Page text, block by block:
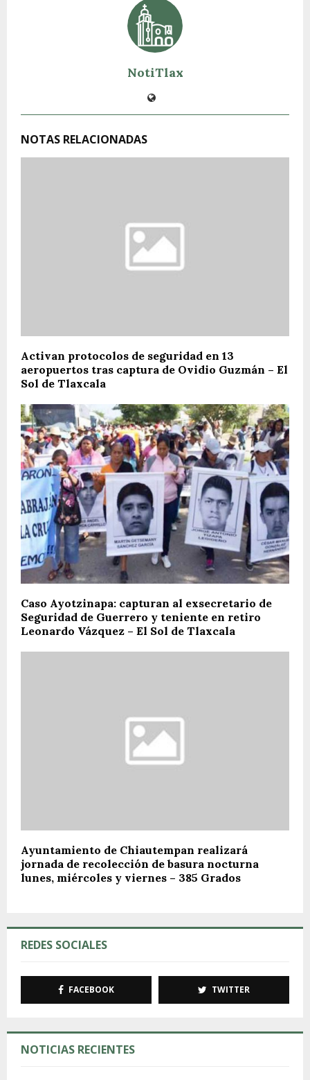
NotiTlax
NOTAS RELACIONADAS
Activan protocolos de seguridad en 13
aeropuertos tras captura de Ovidio Guzmán – El
Sol de Tlaxcala
Caso Ayotzinapa: capturan al exsecretario de
Seguridad de Guerrero y teniente en retiro
Leonardo Vázquez – El Sol de Tlaxcala
Ayuntamiento de Chiautempan realizará
jornada de recolección de basura nocturna
lunes, miércoles y viernes – 385 Grados
REDES SOCIALES
FACEBOOK TWITTER
NOTICIAS RECIENTES